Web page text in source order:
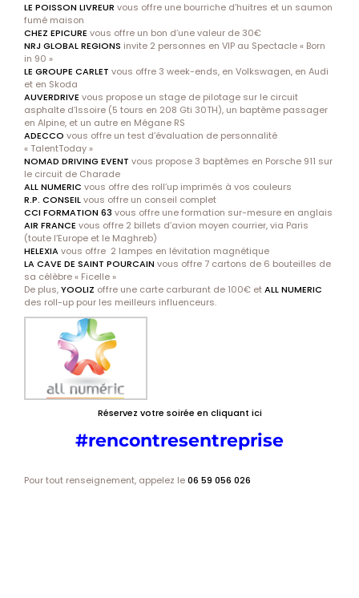
LE POISSON LIVREUR vous offre une bourriche d’huitres et un saumon
fumé maison
CHEZ EPICURE vous offre un bon d’une valeur de 30€
NRJ GLOBAL REGIONS invite 2 personnes en VIP au Spectacle « Born
in 90 »
LE GROUPE CARLET vous offre 3 week-ends, en Volkswagen, en Audi
et en Skoda
AUVERDRIVE vous propose un stage de pilotage sur le circuit
asphalte d’Issoire (5 tours en 208 Gti 30TH), un baptême passager
en Alpine, et un autre en Mégane RS
ADECCO vous offre un test d’évaluation de personnalité
« TalentToday »
NOMAD DRIVING EVENT vous propose 3 baptêmes en Porsche 911 sur
le circuit de Charade
ALL NUMERIC vous offre des roll’up imprimés à vos couleurs
R.P. CONSEILvous offre un conseil complet
CCI FORMATION 63 vous offre une formation sur-mesure en anglais
AIR FRANCE vous offre 2 billets d’avion moyen courrier, via Paris
(toute l’Europe et le Maghreb)
HELEXIAvous offre 2 lampes en lévitation magnétique
LA CAVE DE SAINT POURCAIN vous offre 7 cartons de 6 bouteilles de
sa célèbre « Ficelle »
De plus,YOOLIZ offre une carte carburant de 100€ etALL NUMERIC
des roll-up pour les meilleurs influenceurs.
Réservez votre soirée en cliquant ici
#rencontresentreprise
Pour tout renseignement, appelez le06 59 056 026